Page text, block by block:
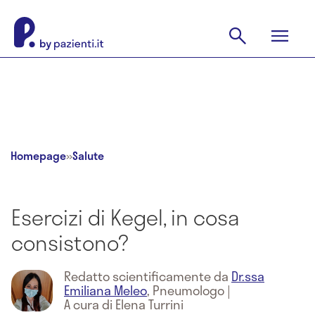
Homepage»Salute
Esercizi di Kegel, in cosa
consistono?
Redatto scientificamente da Dr.ssa
Emiliana Meleo, Pneumologo|
A cura di Elena Turrini